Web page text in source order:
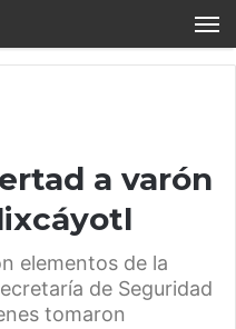
a varón
elementos de la
de Seguridad
tomaron